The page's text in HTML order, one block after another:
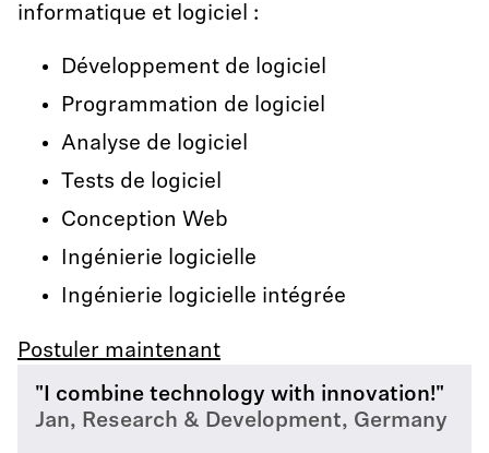
informatique et logiciel :
Développement de logiciel
Programmation de logiciel
Analyse de logiciel
Tests de logiciel
Conception Web
Ingénierie logicielle
Ingénierie logicielle intégrée
Postuler maintenant
"I combine technology with innovation!"
Jan, Research & Development, Germany